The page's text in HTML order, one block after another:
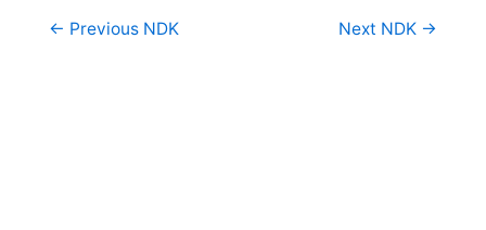
← Previous NDK Next NDK →